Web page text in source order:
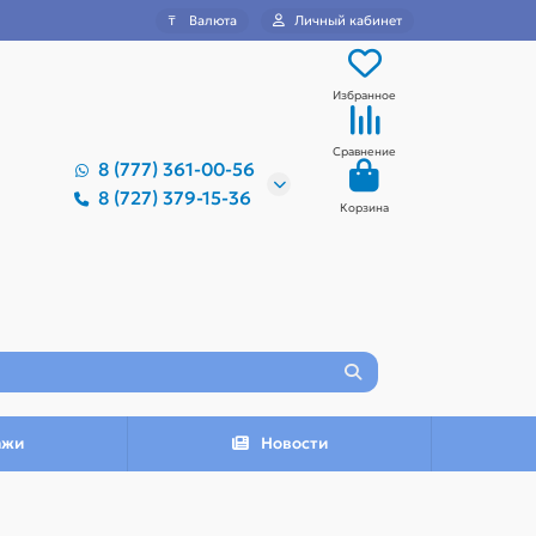
₸ Валюта Личный кабинет
8 (777) 361-00-56
8 (727) 379-15-36
Избранное
Сравнение
Корзина
Новости